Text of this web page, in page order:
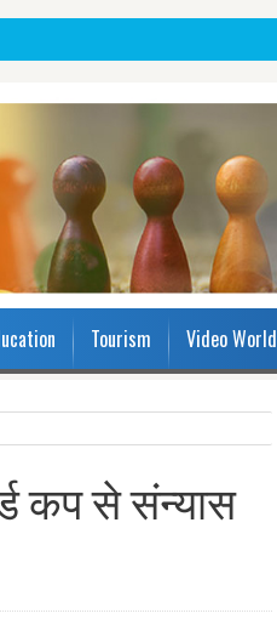
Tourism Video World
कप से संन्यास